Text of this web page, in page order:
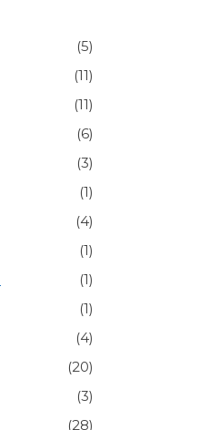
(5)
(11)
(11)
(6)
(3)
(1)
(4)
(1)
(1)
(1)
(4)
(20)
(3)
(28)